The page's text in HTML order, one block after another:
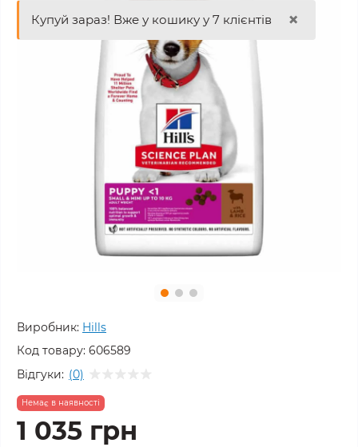
Купуй зараз! Вже у кошику у 7 клієнтів ×
Виробник: Hills
Код товару: 606589
Відгуки: (0)
Немає в наявності
1 035 грн